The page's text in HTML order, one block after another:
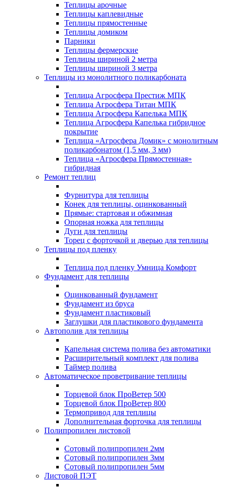
Теплицы арочные
Теплицы каплевидные
Теплицы прямостенные
Теплицы домиком
Парники
Теплицы фермерские
Теплицы шириной 2 метра
Теплицы шириной 3 метра
Теплицы из монолитного поликарбоната
Теплица Агросфера Престиж МПК
Теплица Агросфера Титан МПК
Теплица Агросфера Капелька МПК
Теплица Агросфера Капелька гибридное
покрытие
Теплица «Агросфера Домик» с монолитным
поликарбонатом (1,5 мм, 3 мм)
Теплица «Агросфера Прямостенная»
гибридная
Ремонт теплиц
Фурнитура для теплицы
Конек для теплицы, оцинкованный
Прямые: стартовая и обжимная
Опорная ножка для теплицы
Дуги для теплицы
Торец с форточкой и дверью для теплицы
Теплицы под пленку
Теплица под пленку Умница Комфорт
Фундамент для теплицы
Оцинкованный фундамент
Фундамент из бруса
Фундамент пластиковый
Заглушки для пластикового фундамента
Автополив для теплицы
Капельная система полива без автоматики
Расширительный комплект для полива
Таймер полива
Автоматическое проветривание теплицы
Торцевой блок ПроВетер 500
Торцевой блок ПроВетер 800
Термопривод для теплицы
Дополнительная форточка для теплицы
Полипропилен листовой
Сотовый полипропилен 2мм
Сотовый полипропилен 3мм
Сотовый полипропилен 5мм
Листовой ПЭТ